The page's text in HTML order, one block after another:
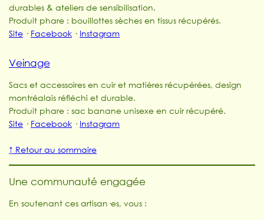
durables & ateliers de sensibilisation.
Produit phare : bouillottes sèches en tissus récupérés.
Site · Facebook · Instagram
Veinage
Sacs et accessoires en cuir et matières récupérées, design
montréalais réfléchi et durable.
Produit phare : sac banane unisexe en cuir récupéré.
Site · Facebook · Instagram
↑ Retour au sommaire
Une communauté engagée
En soutenant ces artisan·es, vous :